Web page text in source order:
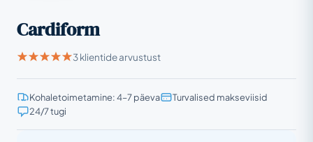
Cardiform
3 klientide arvustust
Kohaletoimetamine: 4–7 päeva
Turvalised makseviisid
24/7 tugi